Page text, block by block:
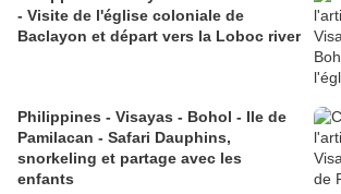
- Visite de l'église coloniale de
Baclayon et départ vers la Loboc river
Philippines - Visayas - Bohol - Ile de
Pamilacan - Safari Dauphins,
snorkeling et partage avec les
enfants